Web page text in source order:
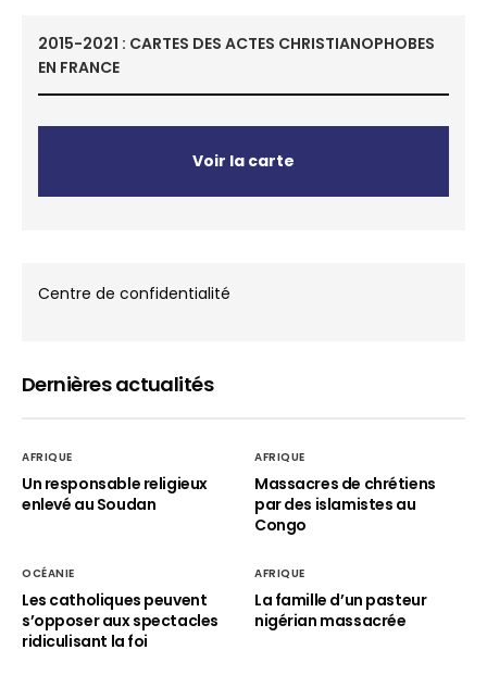
2015-2021 : CARTES DES ACTES CHRISTIANOPHOBES
EN FRANCE
Voir la carte
Centre de confidentialité
Dernières actualités
AFRIQUE
Un responsable religieux
enlevé au Soudan
AFRIQUE
Massacres de chrétiens
par des islamistes au
Congo
OCÉANIE
Les catholiques peuvent
s’opposer aux spectacles
ridiculisant la foi
AFRIQUE
La famille d’un pasteur
nigérian massacrée